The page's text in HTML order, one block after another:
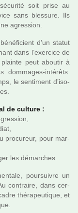
soit prise au
sans bles­sure. Ils
agres­sion.
d’un statut
dans l’exer­cice de
peut abou­tir à
inté­rêts.
le sen­ti­ment d’iso­
de culture :
pro­cu­reur, pour mar­
les démar­ches.
pour­sui­vre un
contraire, dans cer­
thé­ra­peu­ti­que, et